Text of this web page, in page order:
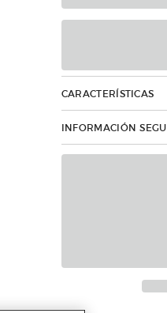
CARACTERÍSTICAS
INFORMACIÓN